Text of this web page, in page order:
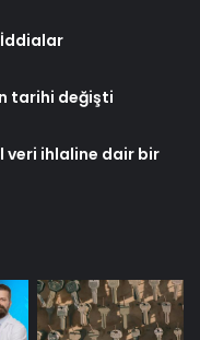
İddialar
tarihi değişti
veri ihlaline dair bir